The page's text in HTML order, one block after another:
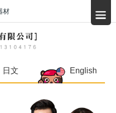
日文 English
材